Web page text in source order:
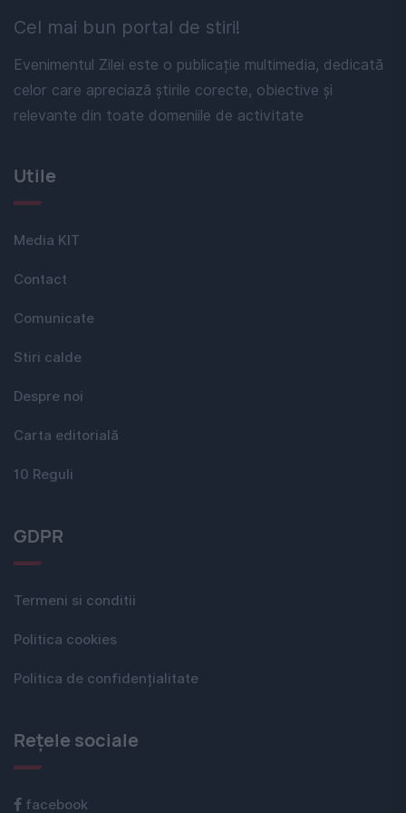
Cel mai bun portal de stiri!
Evenimentul Zilei este o publicație multimedia, dedicată
celor care apreciază știrile corecte, obiective și
relevante din toate domeniile de activitate
Utile
Media KIT
Contact
Comunicate
Stiri calde
Despre noi
Carta editorială
10 Reguli
GDPR
Termeni si conditii
Politica cookies
Politica de confidențialitate
Rețele sociale
facebook